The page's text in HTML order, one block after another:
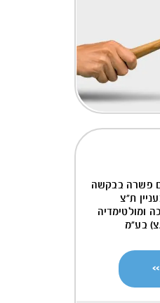
פשרה בבקשה
ת"צ
הדרכה ומולטימדיה
בע"מ